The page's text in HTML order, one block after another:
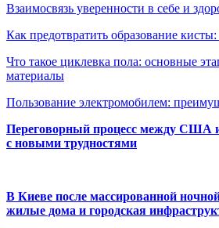
Взаимосвязь уверенности в себе и
Как предотвратить образование
Что такое циклевка пола: основные
материалы
Пользование электромобилем:
Переговорный процесс между США
с новыми трудностями
В Киеве после массированной
жилые дома и городская